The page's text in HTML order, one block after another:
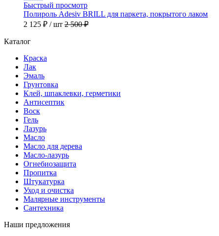
Быстрый просмотр
Полироль Adesiv BRILL для паркета, покрытого лаком
2 125 ₽ / шт 2 500 ₽
Каталог
Краска
Лак
Эмаль
Грунтовка
Клей, шпаклевки, герметики
Антисептик
Воск
Гель
Лазурь
Масло
Масло для дерева
Масло-лазурь
Огнебиозащита
Пропитка
Штукатурка
Уход и очистка
Малярные инструменты
Сантехника
Наши предложения